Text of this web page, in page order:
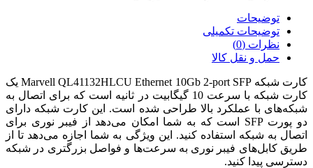
توضیحات
توضیحات تکمیلی
نظرات (0)
حمل و نقل کالا
کارت شبکه‌ Marvell QL41132HLCU Ethernet 10Gb 2-port SFP یک
کارت شبکه با سرعت 10 گیگابیت در ثانیه است که برای اتصال به
شبکه‌های با عملکرد بالا طراحی شده است. این کارت شبکه دارای
دو پورت SFP است که به شما امکان می‌دهد از فیبر نوری برای
اتصال به شبکه استفاده کنید. این ویژگی به شما اجازه می‌دهد تا از
طریق کابل‌های فیبر نوری به سرعت‌ها و فواصل بزرگتری در شبکه
دسترسی پیدا کنید.